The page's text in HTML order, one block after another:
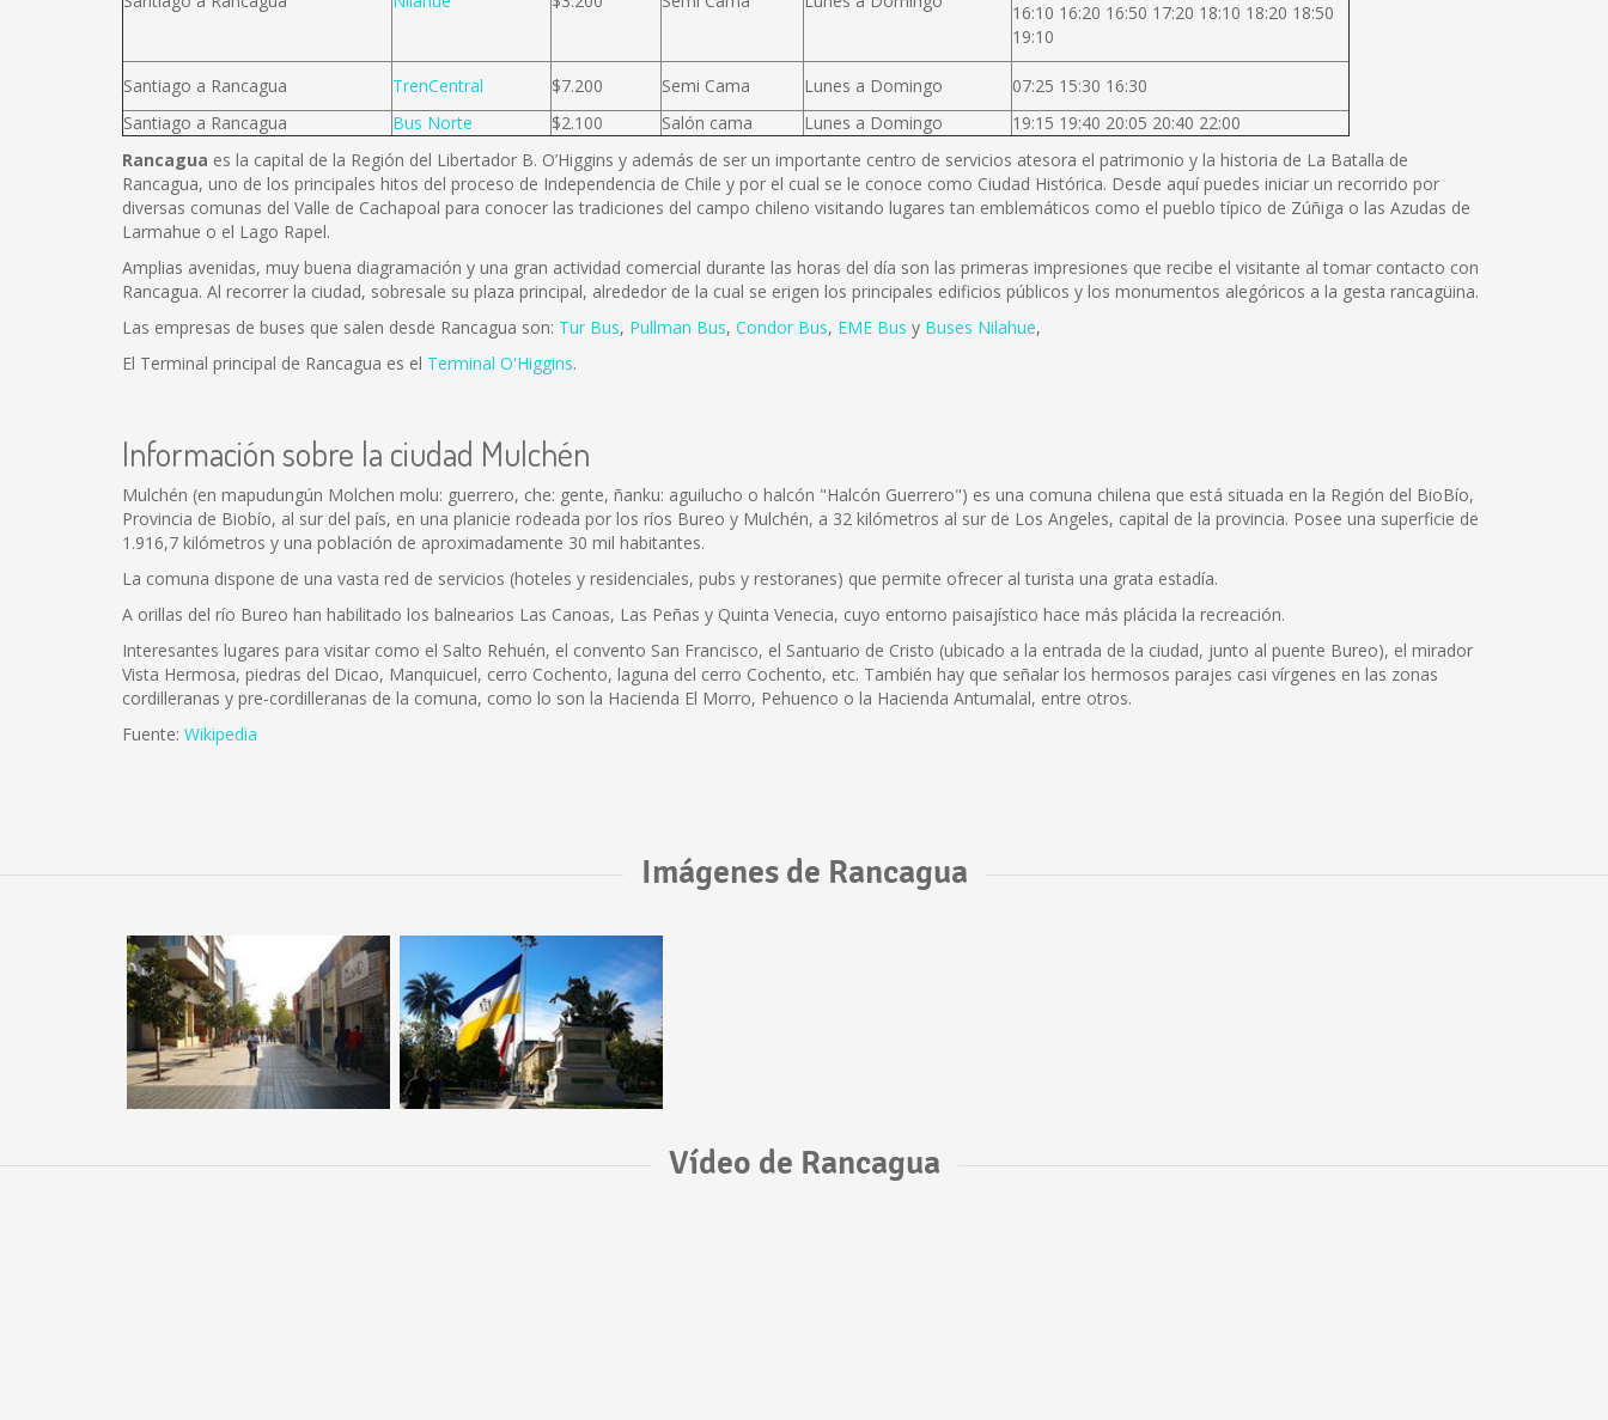
16:10 16:20 16:50 17:20 18:10 18:20 18:50
19:10
Santiago a Rancagua TrenCentral $7.200 Semi Cama Lunes a Domingo
07:25 15:30 16:30
Santiago a Rancagua
Bus Norte $2.100 Salón cama Lunes a Domingo
19:15 19:40 20:05 20:40 22:00
Rancagua es la capital de la Región del Libertador B. O’Higgins y además de ser un importante centro de servicios atesora el patrimonio y la historia de La Batalla de
Rancagua, uno de los principales hitos del proceso de Independencia de Chile y por el cual se le conoce como Ciudad Histórica. Desde aquí puedes iniciar un recorrido por
diversas comunas del Valle de Cachapoal para conocer las tradiciones del campo chileno visitando lugares tan emblemáticos como el pueblo típico de Zúñiga o las Azudas de
Larmahue o el Lago Rapel.
Amplias avenidas, muy buena diagramación y una gran actividad comercial durante las horas del día son las primeras impresiones que recibe el visitante al tomar contacto con
Rancagua. Al recorrer la ciudad, sobresale su plaza principal, alrededor de la cual se erigen los principales edificios públicos y los monumentos alegóricos a la gesta rancagüina.
Las empresas de buses que salen desde Rancagua son: Tur Bus, Pullman Bus, Condor Bus, EME Bus y Buses Nilahue,
El Terminal principal de Rancagua es el Terminal O'Higgins.
Información sobre la ciudad Mulchén
Mulchén (en mapudungún Molchen molu: guerrero, che: gente, ñanku: aguilucho o halcón "Halcón Guerrero") es una comuna chilena que está situada en la Región del BioBío,
Provincia de Biobío, al sur del país, en una planicie rodeada por los ríos Bureo y Mulchén, a 32 kilómetros al sur de Los Angeles, capital de la provincia. Posee una superficie de
1.916,7 kilómetros y una población de aproximadamente 30 mil habitantes.
La comuna dispone de una vasta red de servicios (hoteles y residenciales, pubs y restoranes) que permite ofrecer al turista una grata estadía.
A orillas del río Bureo han habilitado los balnearios Las Canoas, Las Peñas y Quinta Venecia, cuyo entorno paisajístico hace más plácida la recreación.
Interesantes lugares para visitar como el Salto Rehuén, el convento San Francisco, el Santuario de Cristo (ubicado a la entrada de la ciudad, junto al puente Bureo), el mirador
Vista Hermosa, piedras del Dicao, Manquicuel, cerro Cochento, laguna del cerro Cochento, etc. También hay que señalar los hermosos parajes casi vírgenes en las zonas
cordilleranas y pre-cordilleranas de la comuna, como lo son la Hacienda El Morro, Pehuenco o la Hacienda Antumalal, entre otros.
Fuente: Wikipedia
Imágenes de Rancagua
Vídeo de Rancagua